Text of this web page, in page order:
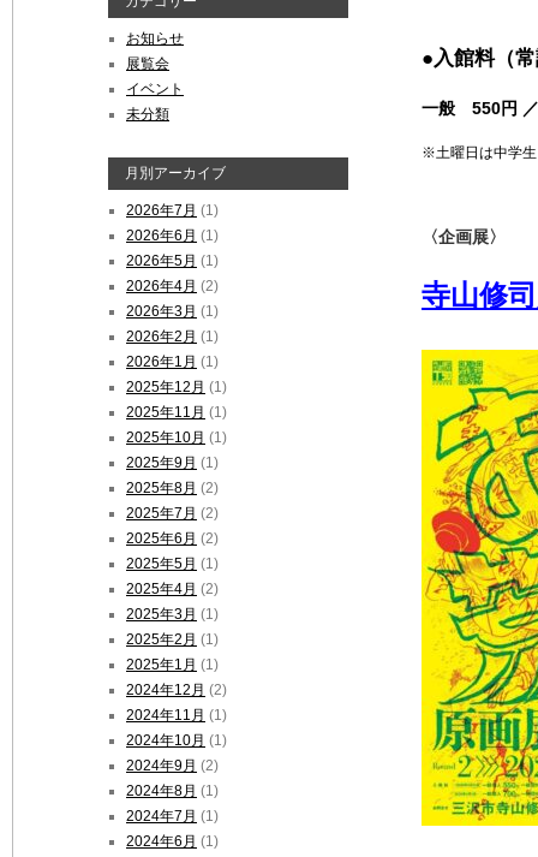
●入館料（
一般 550円
※土曜日は中学
〈企画展〉
寺山修
お知らせ
展覧会
イベント
未分類
月別アーカイブ
2026年7月 (1)
2026年6月 (1)
2026年5月 (1)
2026年4月 (2)
2026年3月 (1)
2026年2月 (1)
2026年1月 (1)
2025年12月 (1)
2025年11月 (1)
2025年10月 (1)
2025年9月 (1)
2025年8月 (2)
2025年7月 (2)
2025年6月 (2)
2025年5月 (1)
2025年4月 (2)
2025年3月 (1)
2025年2月 (1)
2025年1月 (1)
2024年12月 (2)
2024年11月 (1)
2024年10月 (1)
2024年9月 (2)
2024年8月 (1)
2024年7月 (1)
2024年6月 (1)